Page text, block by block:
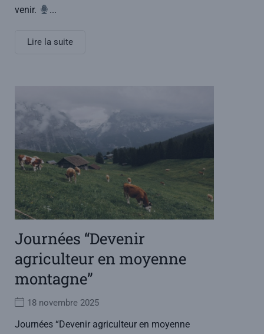
venir.
...
Lire la suite
Journées “Devenir
agriculteur en moyenne
montagne”
18 novembre 2025
Journées “Devenir agriculteur en moyenne